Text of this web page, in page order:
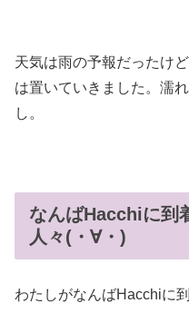
天気は雨の予報だったけ
は置いていきました。濡
し。
なんばHacchiに到
人々(・∀・)
わたしがなんばHacchiに